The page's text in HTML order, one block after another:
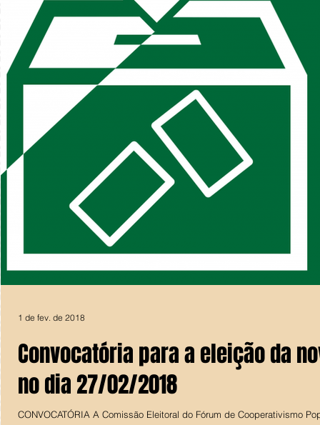
Convocatória para a eleição da
no dia 27/02/2018
CONVOCATÓRIA A Comissão Eleitoral do Fórum de Cooperativismo
1 de fev. de 2018